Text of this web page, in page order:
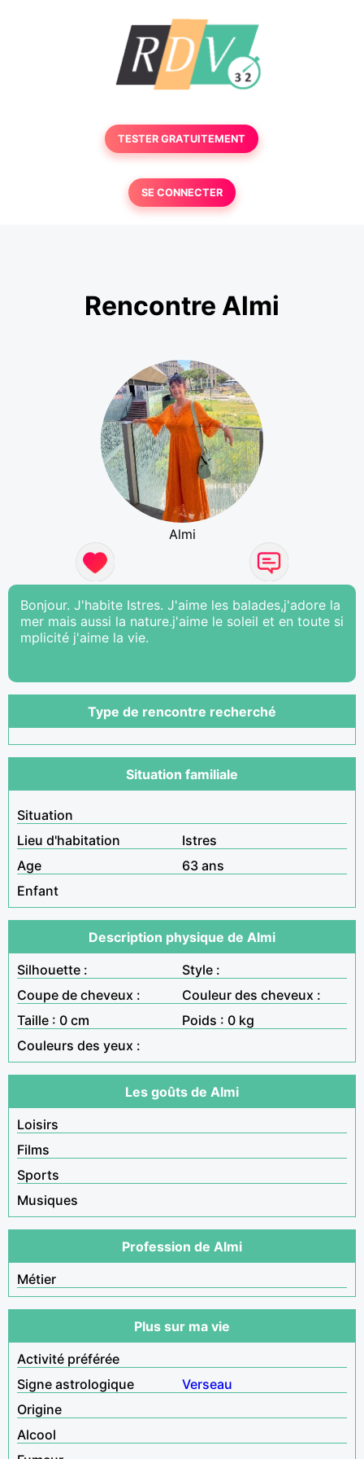
TESTER GRATUITEMENT
SE CONNECTER
Rencontre Almi
Almi
Bonjour. J'habite Istres. J'aime les balades,j'adore la
mer mais aussi la nature.j'aime le soleil et en toute si
mplicité j'aime la vie.
Type de rencontre recherché
Situation familiale
Situation
Lieu d'habitation
Istres
Age
63 ans
Enfant
Description physique de Almi
Silhouette :
Style :
Coupe de cheveux :
Couleur des cheveux :
Taille : 0 cm
Poids : 0 kg
Couleurs des yeux :
Les goûts de Almi
Loisirs
Films
Sports
Musiques
Profession de Almi
Métier
Plus sur ma vie
Activité préférée
Signe astrologique
Verseau
Origine
Alcool